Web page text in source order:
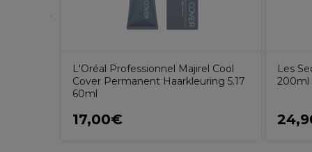
L'Oréal Professionnel Majirel Cool
Cover Permanent Haarkleuring 5.17
60ml
17,00€
Les
200ml